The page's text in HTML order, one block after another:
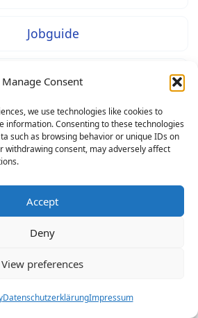
Manage Consent
we use technologies like cookies to
information. Consenting to these technologies
such as browsing behavior or unique IDs on
withdrawing consent, may adversely affect
Accept
Deny
View preferences
DatenschutzerklärungImpressum
Jobguide
Bewerbungsguide
und Analysen
Guide
Alle Berufe
IT und AI
Weiterbildungen